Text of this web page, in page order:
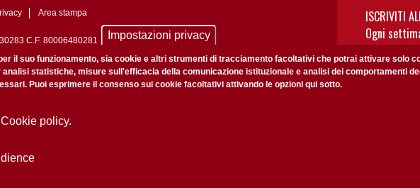
ISCRIVITI
Ogni
rilevanti:
newsletter
Area stampa
C.F. 80006480281
Impostazioni privacy
il suo funzionamento, sia cookie e altri strumenti di tracciamento facoltativi che potrai attivare solo
statistiche, misure sull'efficacia della comunicazione istituzionale e analisi dei comportamenti
Puoi esprimere il consenso sui cookie facoltativi attivando le opzioni qui sotto.
policy.